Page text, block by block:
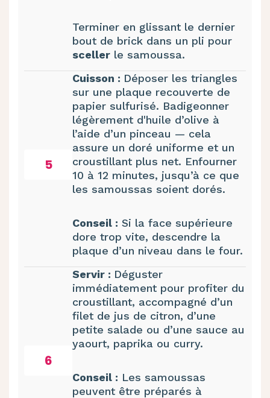
Terminer en glissant le dernier
bout de brick dans un pli pour
sceller le samoussa.
5
Cuisson : Déposer les triangles
sur une plaque recouverte de
papier sulfurisé. Badigeonner
légèrement d'huile d’olive à
l’aide d’un pinceau — cela
assure un doré uniforme et un
croustillant plus net. Enfourner
10 à 12 minutes, jusqu’à ce que
les samoussas soient dorés.
Conseil : Si la face supérieure
dore trop vite, descendre la
plaque d’un niveau dans le four.
6
Servir : Déguster
immédiatement pour profiter du
croustillant, accompagné d’un
filet de jus de citron, d’une
petite salade ou d’une sauce au
yaourt, paprika ou curry.
Conseil : Les samoussas
peuvent être préparés à